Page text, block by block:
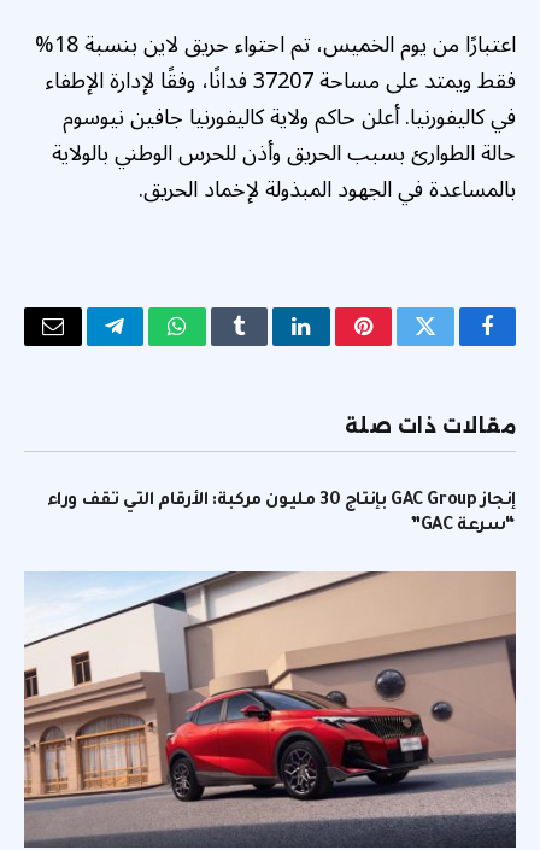
اعتبارًا من يوم الخميس، تم احتواء حريق لاين بنسبة 18%
فقط ويمتد على مساحة 37207 فدانًا، وفقًا لإدارة الإطفاء
في كاليفورنيا. أعلن حاكم ولاية كاليفورنيا جافين نيوسوم
حالة الطوارئ بسبب الحريق وأذن للحرس الوطني بالولاية
بالمساعدة في الجهود المبذولة لإخماد الحريق.
فيسبوكتويتر بينتيريستلينكدإنTumblrواتسابتيلقرامالبريد
مقالات ذات صلة
إنجاز GAC Group بإنتاج 30 مليون مركبة: الأرقام التي تقف وراء
“سرعة GAC”